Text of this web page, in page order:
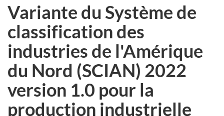
Variante du Système de
classification des
industries de l'Amérique
du Nord (SCIAN) 2022
version 1.0 pour la
production industrielle